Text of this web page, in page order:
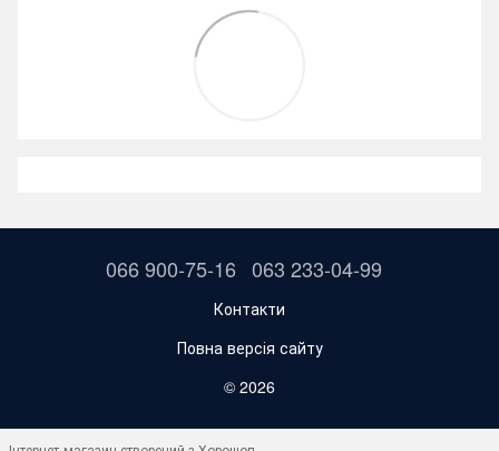
066 900-75-16 063 233-04-99
Контакти
Повна версія сайту
© 2026